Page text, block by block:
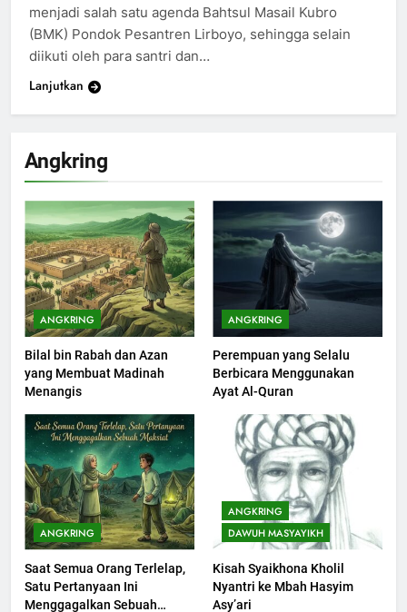
Angkring
ANGKRING
Bilal bin Rabah dan Azan
yang Membuat Madinah
Menangis
ANGKRING
Perempuan yang Selalu
Berbicara Menggunakan
Ayat Al-Quran
ANGKRING
Saat Semua Orang Terlelap,
Satu Pertanyaan Ini
Menggagalkan Sebuah
ANGKRING
DAWUH MASYAYIKH
Kisah Syaikhona Kholil
Nyantri ke Mbah Hasyim
Asy’ari
200
201
Khutbah jumat: Sejarah
Seebagai Pembangkit Jiwa
KHUTBAH
202
Khutbah Jumat : Supaya Amal
Bisa Diterima
KHUTBAH
203
Khutbah Jumat: Bulan
Muharram Bulan Bersejarah
KHUTBAH
1
menjadi salah satu agenda Bahtsul Masail Kubro
(BMK) Pondok Pesantren Lirboyo, sehingga selain
diikuti oleh para santri dan…
Lanjutkan